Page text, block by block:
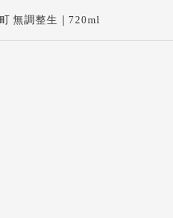
無調整生｜720ml